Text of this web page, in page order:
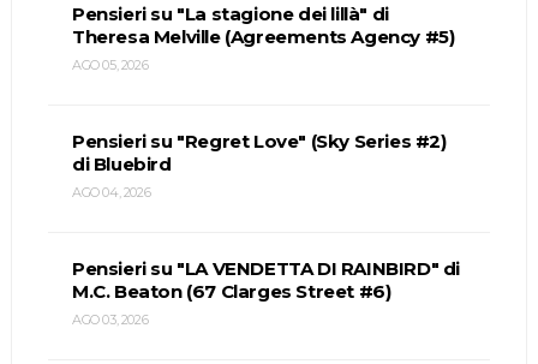
Pensieri su "La stagione dei lillà" di
Theresa Melville (Agreements Agency #5)
AGO 05, 2026
Pensieri su "Regret Love" (Sky Series #2)
di Bluebird
AGO 04, 2026
Pensieri su "LA VENDETTA DI RAINBIRD" di
M.C. Beaton (67 Clarges Street #6)
AGO 03, 2026